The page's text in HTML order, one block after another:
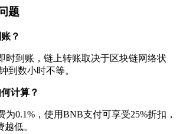
题
？
时到账，链上转账取决于区块链网络状
到数小时不等。
计算？
为0.1%，使用BNB支付可享受25%折扣，
低。